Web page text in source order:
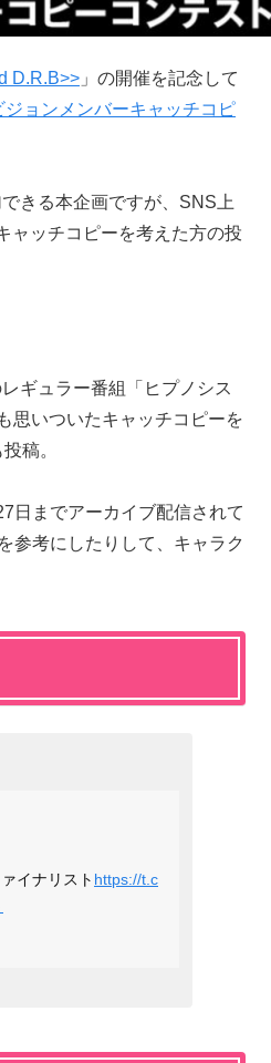
D.R.B>> 」の開催を記念して
ジョンメンバーキャッチコピ
きる本企画ですが、SNS上
ャッチコピーを考えた方の投
ギュラー番組「ヒプノシス
思いついたキャッチコピーを
稿。
日までアーカイブ配信されて
参考にしたりして、キャラク
イナリスト https://t.c